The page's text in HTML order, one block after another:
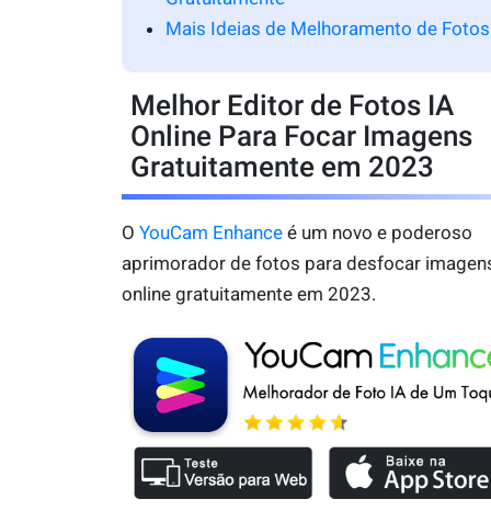
Mais Ideias de Melhoramento de Fotos
Melhor Editor de Fotos IA
Online Para Focar Imagens
Gratuitamente em 2023
O YouCam Enhance é um novo e poderoso
aprimorador de fotos para desfocar
online gratuitamente em 2023.